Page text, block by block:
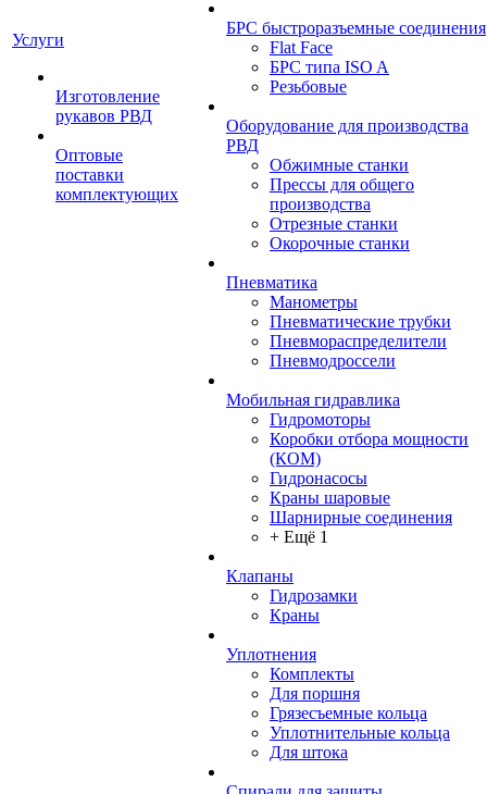
Услуги
Изготовление
рукавов РВД
Оптовые
поставки
комплектующих
БРС быстроразъемные соединения
Flat Face
БРС типа ISO A
Резьбовые
Оборудование для производства
РВД
Обжимные станки
Прессы для общего
производства
Отрезные станки
Окорочные станки
Пневматика
Манометры
Пневматические трубки
Пневмораспределители
Пневмодроссели
Мобильная гидравлика
Гидромоторы
Коробки отбора мощности
(КОМ)
Гидронасосы
Краны шаровые
Шарнирные соединения
+ Ещё 1
Клапаны
Гидрозамки
Краны
Уплотнения
Комплекты
Для поршня
Грязесъемные кольца
Уплотнительные кольца
Для штока